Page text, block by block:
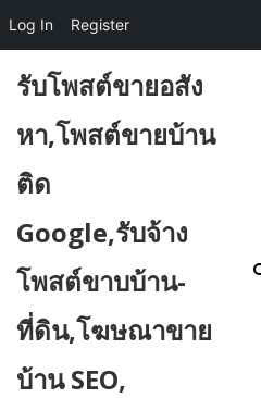
content
รับโพสต์ขายอสัง
หา,โพสต์ขายบ้าน
ติด
Google,รับจ้าง
โพสต์ขาบบ้าน-
ที่ดิน,โฆษณาขาย
บ้าน SEO,
Log In Register